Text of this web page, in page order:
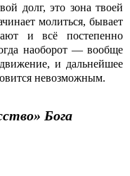
долг, это зона твоей
молиться, бывает
и всё постепенно
наоборот — вообще
и дальнейшее
невозможным.
Бога